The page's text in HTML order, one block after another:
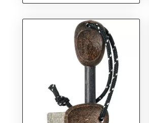
Evőeszköz, mix, méret